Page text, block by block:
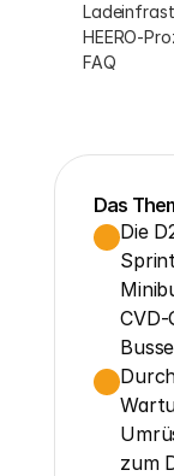
HEERO-
FAQ
Das
Die
zum